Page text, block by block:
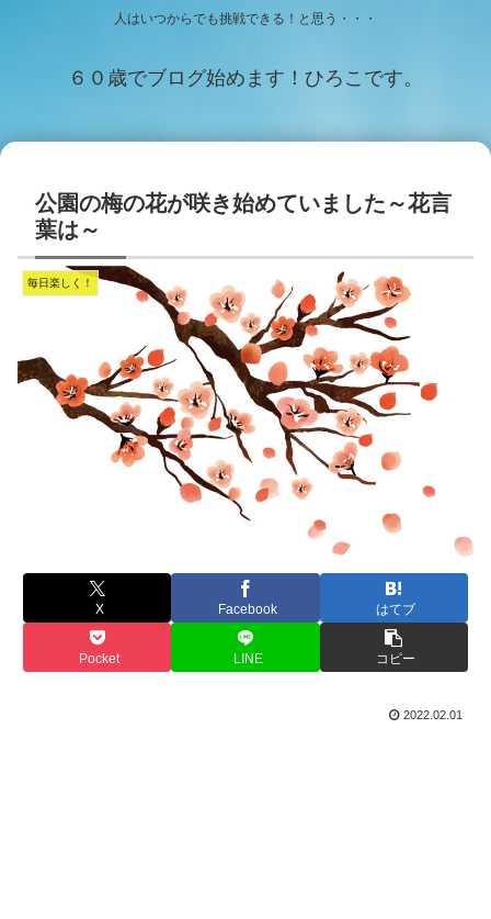
人はいつからでも挑戦できる！と思う・・・
６０歳でブログ始めます！ひろこです。
公園の梅の花が咲き始めていました～花言
葉は～
毎日楽しく！
X Facebook はてブ
Pocket LINE コピー
2022.02.01